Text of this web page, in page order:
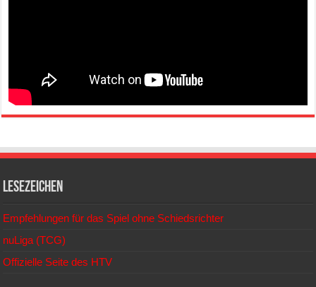
Lesezeichen
Empfehlungen für das Spiel ohne Schiedsrichter
nuLiga (TCG)
Offizielle Seite des HTV